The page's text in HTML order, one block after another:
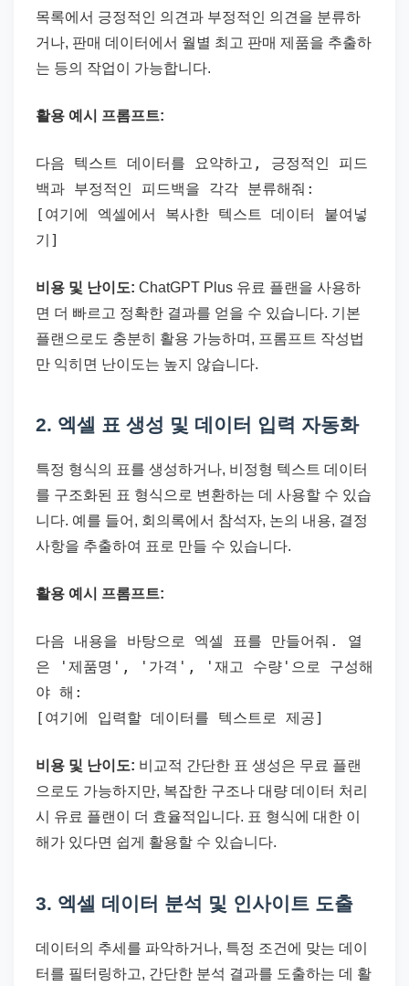
목록에서 긍정적인 의견과 부정적인 의견을 분류하
거나, 판매 데이터에서 월별 최고 판매 제품을 추출하
는 등의 작업이 가능합니다.
활용 예시 프롬프트:
다음 텍스트 데이터를 요약하고, 긍정적인 피드
백과 부정적인 피드백을 각각 분류해줘:
[여기에 엑셀에서 복사한 텍스트 데이터 붙여넣
기]
비용 및 난이도: ChatGPT Plus 유료 플랜을 사용하
면 더 빠르고 정확한 결과를 얻을 수 있습니다. 기본
플랜으로도 충분히 활용 가능하며, 프롬프트 작성법
만 익히면 난이도는 높지 않습니다.
2. 엑셀 표 생성 및 데이터 입력 자동화
특정 형식의 표를 생성하거나, 비정형 텍스트 데이터
를 구조화된 표 형식으로 변환하는 데 사용할 수 있습
니다. 예를 들어, 회의록에서 참석자, 논의 내용, 결정
사항을 추출하여 표로 만들 수 있습니다.
활용 예시 프롬프트:
다음 내용을 바탕으로 엑셀 표를 만들어줘. 열
은 '제품명', '가격', '재고 수량'으로 구성해
야 해:
[여기에 입력할 데이터를 텍스트로 제공]
비용 및 난이도: 비교적 간단한 표 생성은 무료 플랜
으로도 가능하지만, 복잡한 구조나 대량 데이터 처리
시 유료 플랜이 더 효율적입니다. 표 형식에 대한 이
해가 있다면 쉽게 활용할 수 있습니다.
3. 엑셀 데이터 분석 및 인사이트 도출
데이터의 추세를 파악하거나, 특정 조건에 맞는 데이
터를 필터링하고, 간단한 분석 결과를 도출하는 데 활